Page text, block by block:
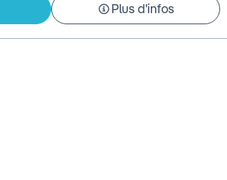
Plus d'infos